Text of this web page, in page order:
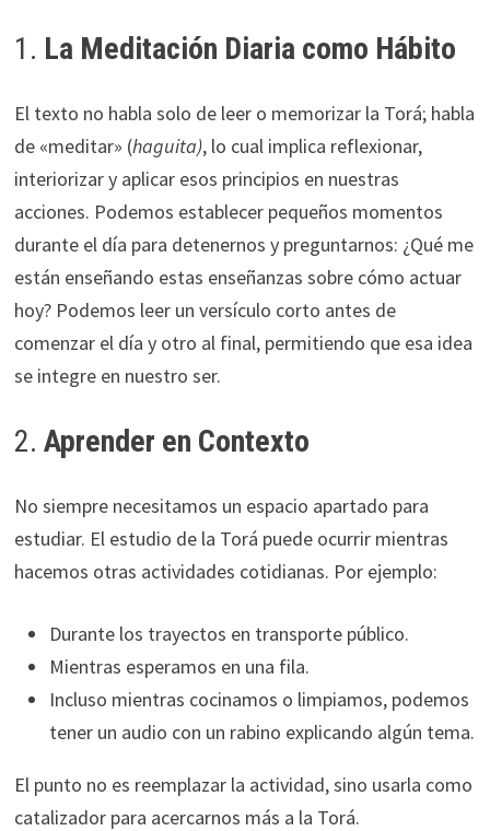
1. La Meditación Diaria como Hábito
El texto no habla solo de leer o memorizar la Torá; habla
de «meditar» (haguita), lo cual implica reflexionar,
interiorizar y aplicar esos principios en nuestras
acciones. Podemos establecer pequeños momentos
durante el día para detenernos y preguntarnos: ¿Qué me
están enseñando estas enseñanzas sobre cómo actuar
hoy? Podemos leer un versículo corto antes de
comenzar el día y otro al final, permitiendo que esa idea
se integre en nuestro ser.
2. Aprender en Contexto
No siempre necesitamos un espacio apartado para
estudiar. El estudio de la Torá puede ocurrir mientras
hacemos otras actividades cotidianas. Por ejemplo:
Durante los trayectos en transporte público.
Mientras esperamos en una fila.
Incluso mientras cocinamos o limpiamos, podemos
tener un audio con un rabino explicando algún tema.
El punto no es reemplazar la actividad, sino usarla como
catalizador para acercarnos más a la Torá.